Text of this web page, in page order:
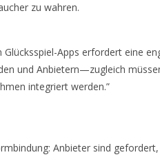
zu wahren.
Apps erfordert eine
und Anbietern—zugleich
integriert werden.”
Anbieter sind